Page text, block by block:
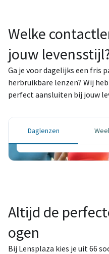
Welke
jouw
Ga je voor dagelijks een fris
herbruikbare lenzen? Wij
perfect aansluiten bij jouw
Daglenzen
Daglenzen
Elke dag een frisse
Bestel je lenzen
Altijd de
ogen
Bij Lensplaza kies je uit 66